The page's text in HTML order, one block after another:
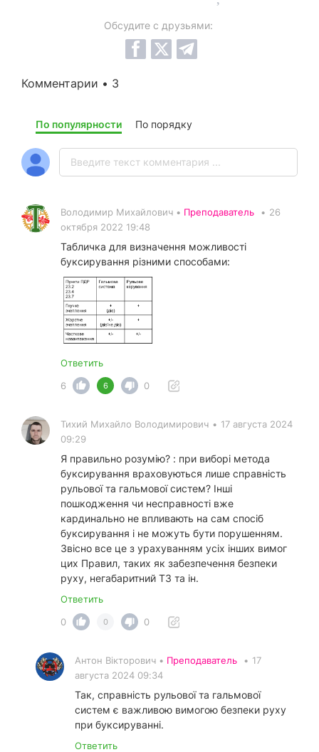
Обсудите с друзьями:
Комментарии • 3
По популярности По порядку
Володимир Михайлович • Преподаватель • 26
октября 2022 19:48
Табличка для визначення можливості
буксирування різними способами:
Ответить
6
6 0
Тихий Михайло Володимирович • 17 августа 2024
09:29
Я правильно розумію? : при виборі метода
буксирування враховуються лише справність
рульової та гальмової систем? Інші
пошкодження чи несправності вже
кардинально не впливають на сам спосіб
буксирування і не можуть бути порушенням.
Звісно все це з урахуванням усіх інших вимог
цих Правил, таких як забезпечення безпеки
руху, негабаритний ТЗ та ін.
Ответить
0
0 0
Антон Вікторович • Преподаватель • 17
августа 2024 09:34
Так, справність рульової та гальмової
систем є важливою вимогою безпеки руху
при буксируванні.
Ответить